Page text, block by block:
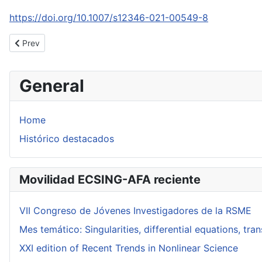
General
Home
Histórico destacados
Movilidad ECSING-AFA reciente
VII Congreso de Jóvenes Investigadores de la RSME
Mes temático: Singularities, differential equations,
XXI edition of Recent Trends in Nonlinear Science
https://doi.org/10.1007/s12346-021-00549-8
Previous article: A quick proof of the regularity of the flow of
Prev